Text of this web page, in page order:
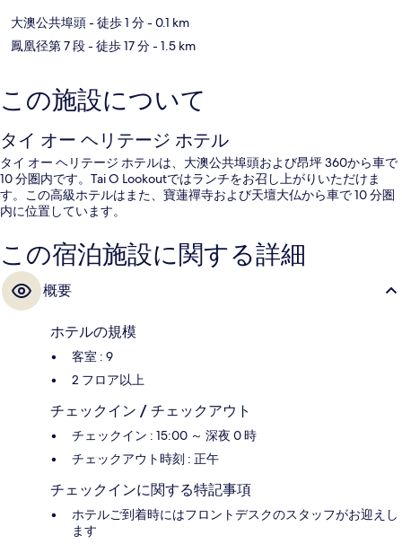
大澳公共埠頭- 徒歩 1 分- 0.1 km
鳳凰径第 7 段- 徒歩 17 分- 1.5 km
この施設について
タイ オー ヘリテージ ホテル
タイ オー ヘリテージ ホテルは、大澳公共埠頭および昂坪 360から車で
10 分圏内です。Tai O Lookoutではランチをお召し上がりいただけま
す。この高級ホテルはまた、寶蓮禪寺および天壇大仏から車で 10 分圏
内に位置しています。
この宿泊施設に関する詳細
概要
ホテルの規模
客室 : 9
2 フロア以上
チェックイン / チェックアウト
チェックイン : 15:00 ～ 深夜 0 時
チェックアウト時刻 : 正午
チェックインに関する特記事項
ホテルご到着時にはフロントデスクのスタッフがお迎えし
ます